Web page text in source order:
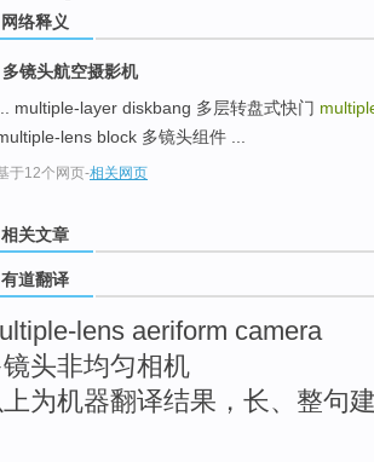
网络释义
多镜头航空摄影机
... multiple-layer diskbang 多层转盘式快门
lens block 多镜头组件 ...
于12个网页-相关网页
相关文章
有道翻译
lens aeriform camera
镜头非均匀相机
上为机器翻译结果，长、整句